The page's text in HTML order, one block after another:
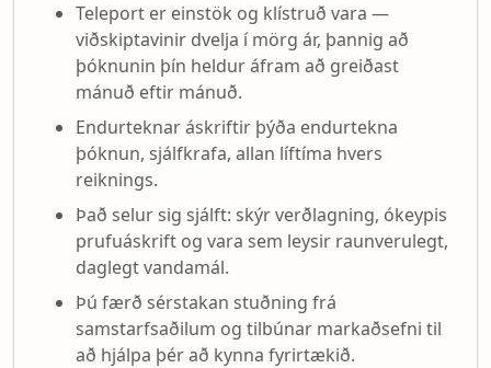
Teleport er einstök og klístruð vara —
viðskiptavinir dvelja í mörg ár, þannig að
þóknunin þín heldur áfram að greiðast
mánuð eftir mánuð.
Endurteknar áskriftir þýða endurtekna
þóknun, sjálfkrafa, allan líftíma hvers
reiknings.
Það selur sig sjálft: skýr verðlagning, ókeypis
prufuáskrift og vara sem leysir raunverulegt,
daglegt vandamál.
Þú færð sérstakan stuðning frá
samstarfsaðilum og tilbúnar markaðsefni til
að hjálpa þér að kynna fyrirtækið.